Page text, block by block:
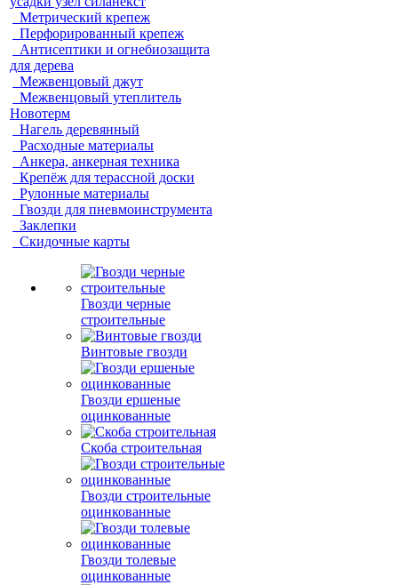
Метрический крепеж
Перфорированный крепеж
Антисептики и огнебиозащита
для дерева
Межвенцовый джут
Межвенцовый утеплитель
Новотерм
Нагель деревянный
Расходные материалы
Анкера, анкерная техника
Крепёж для терассной доски
Рулонные материалы
Гвозди для пневмоинструмента
Заклепки
Скидочные карты
Гвозди черные
строительные
Винтовые гвозди
Гвозди ершеные
оцинкованные
Скоба строительная
Гвозди строительные
оцинкованные
Гвозди толевые
оцинкованные